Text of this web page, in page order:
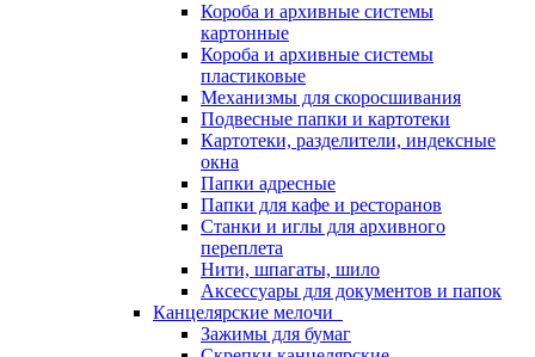
Короба и архивные системы
картонные
Короба и архивные системы
пластиковые
Механизмы для скоросшивания
Подвесные папки и картотеки
Картотеки, разделители, индексные
окна
Папки адресные
Папки для кафе и ресторанов
Станки и иглы для архивного
переплета
Нити, шпагаты, шило
Аксессуары для документов и папок
Канцелярские мелочи
Зажимы для бумаг